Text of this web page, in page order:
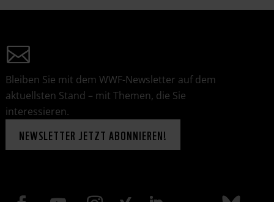
Bleiben Sie mit dem WWF-Newsletter auf dem
aktuellsten Stand – mit Themen, die Sie
interessieren.
NEWSLETTER JETZT ABONNIEREN!